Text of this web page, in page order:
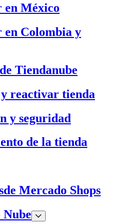
en México
en Colombia y
Tiendanube
reactivar tienda
y seguridad
de la tienda
Mercado Shops
Nube